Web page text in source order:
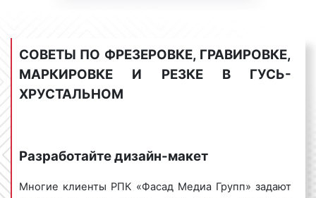
Услуги по фрезеровке, резке,
по фрезеровке, гравировке, маркировке и резке
СОВЕТЫ ПО ФРЕЗЕРОВКЕ, ГРАВИРОВКЕ,
МАРКИРОВКЕ И РЕЗКЕ В ГУСЬ-
ХРУСТАЛЬНОМ
Разработайте дизайн-макет
Многие клиенты РПК «Фасад Медиа Групп» задают